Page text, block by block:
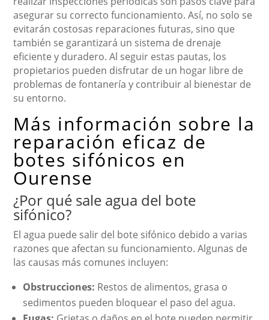
asegurar su correcto funcionamiento. Así, no solo se
evitarán costosas reparaciones futuras, sino que
también se garantizará un sistema de drenaje
eficiente y duradero. Al seguir estas pautas, los
propietarios pueden disfrutar de un hogar libre de
problemas de fontanería y contribuir al bienestar de
su entorno.
Más información sobre la
reparación eficaz de
botes sifónicos en
Ourense
¿Por qué sale agua del bote
sifónico?
El agua puede salir del bote sifónico debido a varias
razones que afectan su funcionamiento. Algunas de
las causas más comunes incluyen:
Obstrucciones: Restos de alimentos, grasa o
sedimentos pueden bloquear el paso del agua.